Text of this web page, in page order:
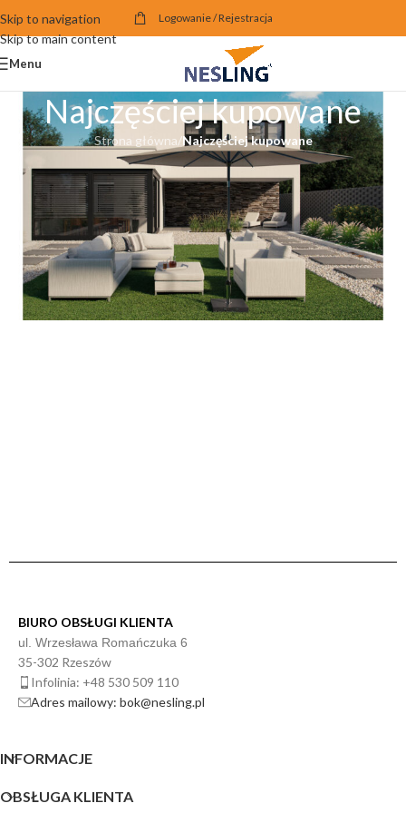
Skip to navigation
Skip to main content
Logowanie / Rejestracja
Menu
Najczęściej kupowane
Strona główna/Najczęściej kupowane
BIURO OBSŁUGI KLIENTA
ul. Wrzesława Romańczuka 6
35-302 Rzeszów
Infolinia: +48 530 509 110
Adres mailowy: bok@nesling.pl
INFORMACJE
OBSŁUGA KLIENTA